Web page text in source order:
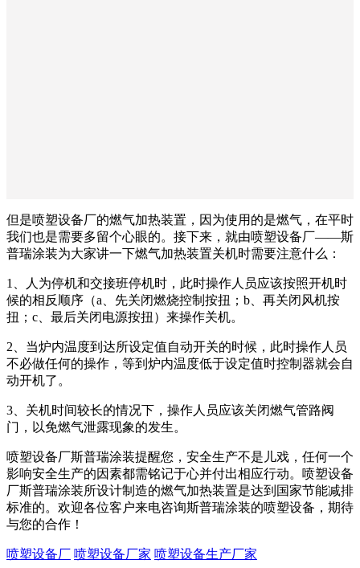
但是喷塑设备厂的燃气加热装置，因为使用的是燃气，在平时
我们也是需要多留个心眼的。接下来，就由喷塑设备厂——斯
普瑞涂装为大家讲一下燃气加热装置关机时需要注意什么：
1、人为停机和交接班停机时，此时操作人员应该按照开机时
候的相反顺序（a、先关闭燃烧控制按扭；b、再关闭风机按
扭；c、最后关闭电源按扭）来操作关机。
2、当炉内温度到达所设定值自动开关的时候，此时操作人员
不必做任何的操作，等到炉内温度低于设定值时控制器就会自
动开机了。
3、关机时间较长的情况下，操作人员应该关闭燃气管路阀
门，以免燃气泄露现象的发生。
喷塑设备厂斯普瑞涂装提醒您，安全生产不是儿戏，任何一个
影响安全生产的因素都需铭记于心并付出相应行动。喷塑设备
厂斯普瑞涂装所设计制造的燃气加热装置是达到国家节能减排
标准的。欢迎各位客户来电咨询斯普瑞涂装的喷塑设备，期待
与您的合作！
喷塑设备厂 喷塑设备厂家 喷塑设备生产厂家